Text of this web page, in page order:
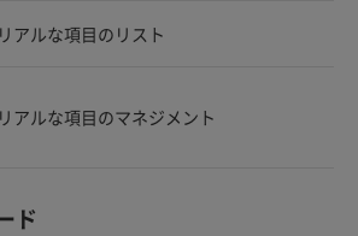
アルな項目のリスト
アルな項目のマネジメント
ド